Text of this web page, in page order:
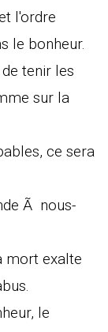
l'ordre
le bonheur.
tenir les
sur la
ce sera
Ã nous-
mort exalte
le